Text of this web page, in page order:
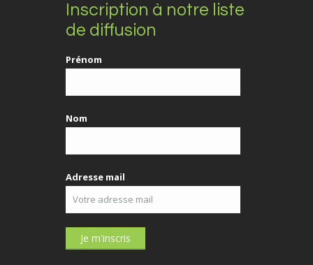
Inscription à notre liste
de diffusion
Prénom
Nom
Adresse mail